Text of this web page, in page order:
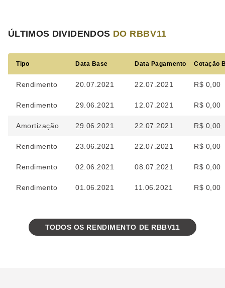
ÚLTIMOS DIVIDENDOS DO RBBV11
Tipo Data Base Data Pagamento Cotação
Rendimento 20.07.2021 22.07.2021 R$ 0,00
Rendimento 29.06.2021 12.07.2021 R$ 0,00
Amortização 29.06.2021 22.07.2021 R$ 0,00
Rendimento 23.06.2021 22.07.2021 R$ 0,00
Rendimento 02.06.2021 08.07.2021 R$ 0,00
Rendimento 01.06.2021 11.06.2021 R$ 0,00
TODOS OS RENDIMENTO DE RBBV11